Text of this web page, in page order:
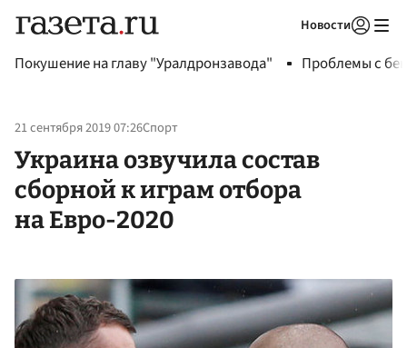
Новости
Покушение на главу "Уралдронзавода" Проблемы с
21 сентября 2019 07:26Спорт
Украина озвучила состав
сборной к играм отбора
на Евро-2020